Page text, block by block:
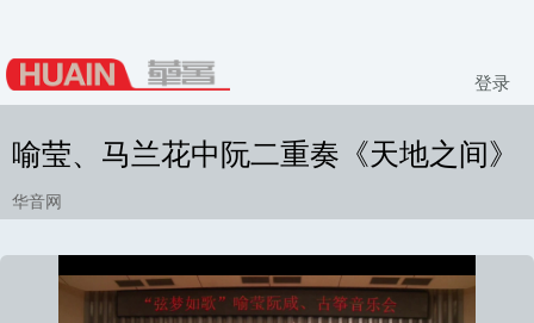
登录
喻莹、马兰花中阮二重奏《天地之间》
华音网